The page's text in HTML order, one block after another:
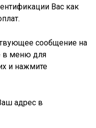
Вас как
сообщение на
в меню для
и нажмите
адрес в